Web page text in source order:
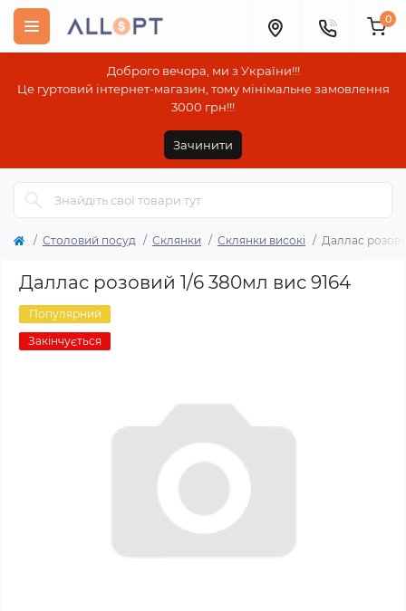
Доброго вечора, ми з України!!!
Це гуртовий інтернет-магазин, тому мінімальне замовлення
3000 грн!!!
Зачинити
0
Столовий посуд Склянки Склянки високі Даллас
Даллас розовий 1/6 380мл вис 9164
Популярний
Закінчується